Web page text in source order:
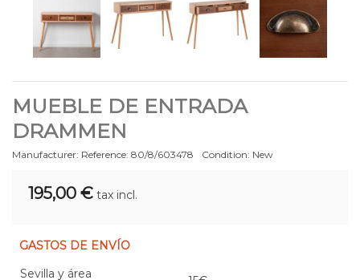
MUEBLE DE ENTRADA
DRAMMEN
Manufacturer: Reference: 80/8/603478 Condition: New
195,00 € tax incl.
GASTOS DE ENVÍO
Sevilla y área